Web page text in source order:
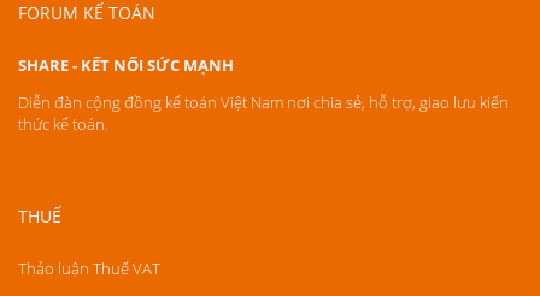
FORUM KẾ TOÁN
SHARE - KẾT NỐI SỨC MẠNH
Diễn đàn cộng đồng kế toán Việt Nam nơi chia sẻ, hỗ trợ, giao lưu kiến
thức kế toán.
THUẾ
Thảo luận Thuế VAT